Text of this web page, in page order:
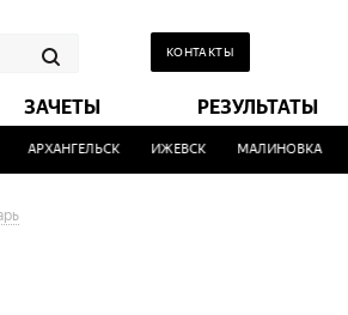
КОНТАКТЫ
ЗАЧЕТЫ РЕЗУЛЬТАТЫ
АРХАНГЕЛЬСК ИЖЕВСК МАЛИНОВКА